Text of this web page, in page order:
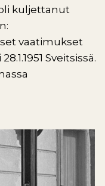
kuljettanut
vaatimukset
Sveitsissä.